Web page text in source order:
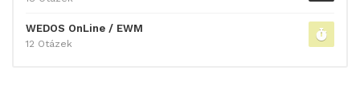
WEDOS OnLine / EWM
12 Otázek